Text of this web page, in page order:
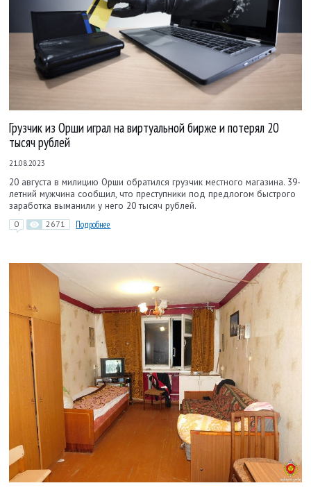
Грузчик из Орши играл на виртуальной бирже и потерял 20
тысяч рублей
21.08.2023
20 августа в милицию Орши обратился грузчик местного магазина. 39-
летний мужчина сообщил, что преступники под предлогом быстрого
заработка выманили у него 20 тысяч рублей.
0 2671 Подробнее